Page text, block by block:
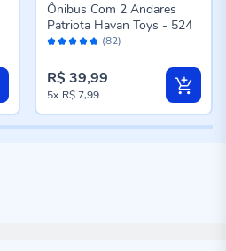
Avaliação: (82)
Ônibus Com 2 Andares
Patriota Havan Toys - 524
R$ 39,99
5x R$ 7,99